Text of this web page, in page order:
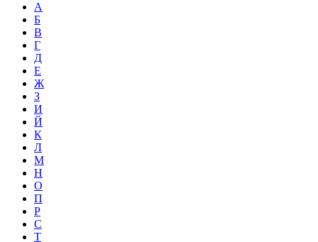
А
Б
В
Г
Д
Е
Ж
З
И
Й
К
Л
М
Н
О
П
Р
С
Т